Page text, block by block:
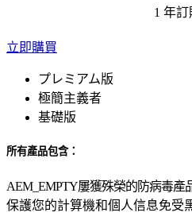
1 年訂
立即購買
プレミアム版
極簡主義者
基礎版
所有產品包含：
AEM_EMPTY屢獲殊榮的防病毒產
保護您的計算機和個人信息免受